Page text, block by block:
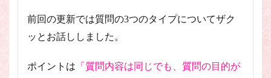
前回の更新では質問の3つのタイプについてザク
ッとお話ししました。
ポイントは 「質問内容は同じでも、質問の目的が